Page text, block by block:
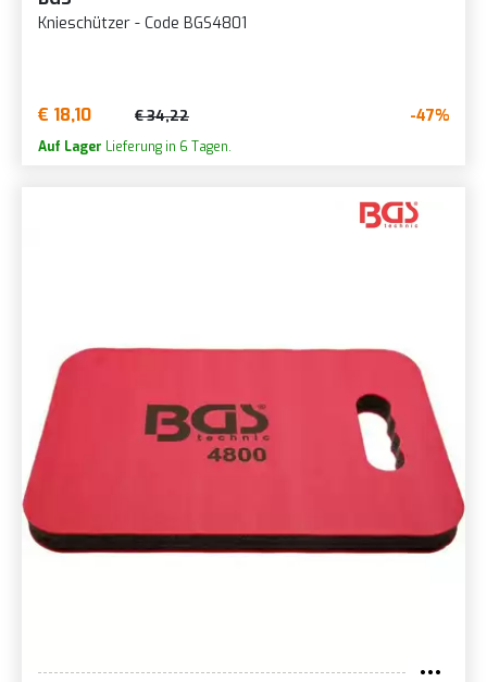
Knieschützer - Code BGS4801
€ 18,10 € 34,22 -47%
Auf Lager Lieferung in 6 Tagen.